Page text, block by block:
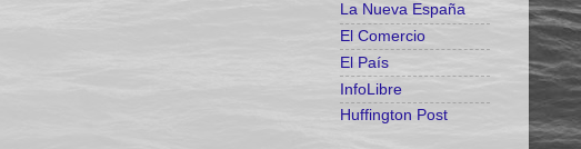
La Nueva España
El Comercio
El País
InfoLibre
Huffington Post